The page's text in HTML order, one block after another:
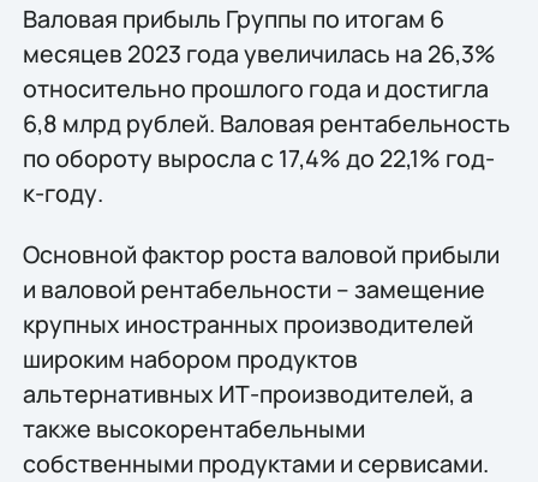
Валовая прибыль Группы по итогам 6
месяцев 2023 года увеличилась на 26,3%
относительно прошлого года и достигла
6,8 млрд рублей. Валовая рентабельность
по обороту выросла с 17,4% до 22,1% год-
к-году.
Основной фактор роста валовой прибыли
и валовой рентабельности – замещение
крупных иностранных производителей
широким набором продуктов
альтернативных ИТ-производителей, а
также высокорентабельными
собственными продуктами и сервисами.